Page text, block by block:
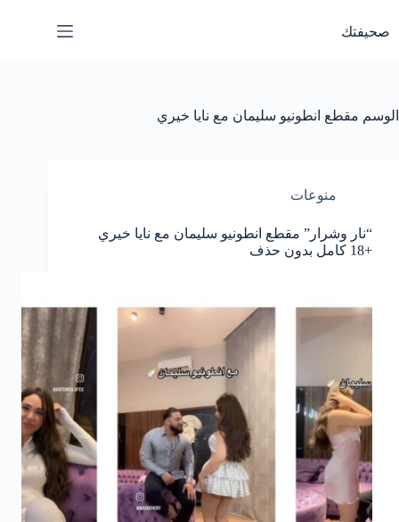
المحتوى
صحيفتك
الوسم مقطع انطونيو سليمان مع نايا خيري
منوعات
“نار وشرار” مقطع انطونيو سليمان مع نايا خيري
+18 كامل بدون حذف